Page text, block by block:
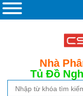
Nhà
Tủ Đồ